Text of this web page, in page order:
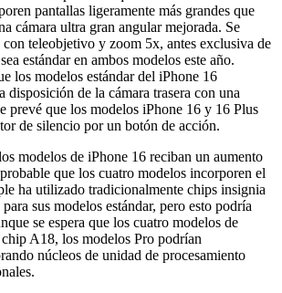
pantallas ligeramente más grandes que
cámara ultra gran angular mejorada. Se
con teleobjetivo y zoom 5x, antes exclusiva de
estándar en ambos modelos este año.
los modelos estándar del iPhone 16
disposición de la cámara trasera con una
prevé que los modelos iPhone 16 y 16 Plus
de silencio por un botón de acción.
modelos de iPhone 16 reciban un aumento
que los cuatro modelos incorporen el
ha utilizado tradicionalmente chips insignia
sus modelos estándar, pero esto podría
se espera que los cuatro modelos de
A18, los modelos Pro podrían
núcleos de unidad de procesamiento